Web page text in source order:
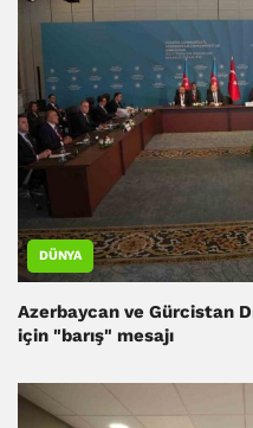
DÜNYA
Azerbaycan ve Gürcistan
için "barış" mesajı